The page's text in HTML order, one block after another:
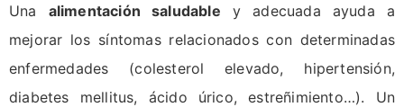
Una alimentación saludable y adecuada ayuda a
mejorar los síntomas relacionados con determinadas
enfermedades (colesterol elevado, hipertensión,
diabetes mellitus, ácido úrico, estreñimiento…). Un